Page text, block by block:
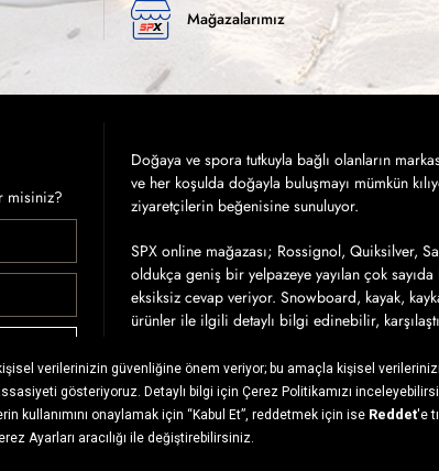
Mağazalarımız
misiniz?
Doğaya ve spora tutkuyla bağlı olanların
ve her koşulda doğayla buluşmayı mümkün
ziyaretçilerin beğenisine sunuluyor.
SPX online mağazası; Rossignol, Quiksilver,
oldukça geniş bir yelpazeye yayılan çok
eksiksiz cevap veriyor. Snowboard, kayak,
ürünler ile ilgili detaylı bilgi edinebilir,
Tercih ettiğiniz ürünlere sahip olmak için
ödeme koşulları ile 7/24 hızlı ve güvenli
getirdiği kolaylıklar ile siz de SPX’in sunduğu